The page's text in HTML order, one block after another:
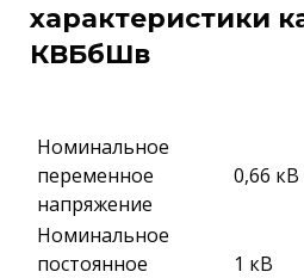
характеристики
КВБбШв
Номинальное
переменное
напряжение
0,66
Номинальное
постоянное
1 кВ